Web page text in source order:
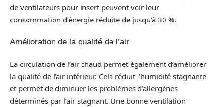
de ventilateurs pour insert peuvent voir leur
consommation d’énergie réduite de jusqu’à 30 %.
Amélioration de la qualité de l’air
La circulation de l’air chaud permet également d’améliorer
la qualité de l’air intérieur. Cela réduit l’humidité stagnante
et permet de diminuer les problèmes d’allergènes
déterminés par l’air stagnant. Une bonne ventilation